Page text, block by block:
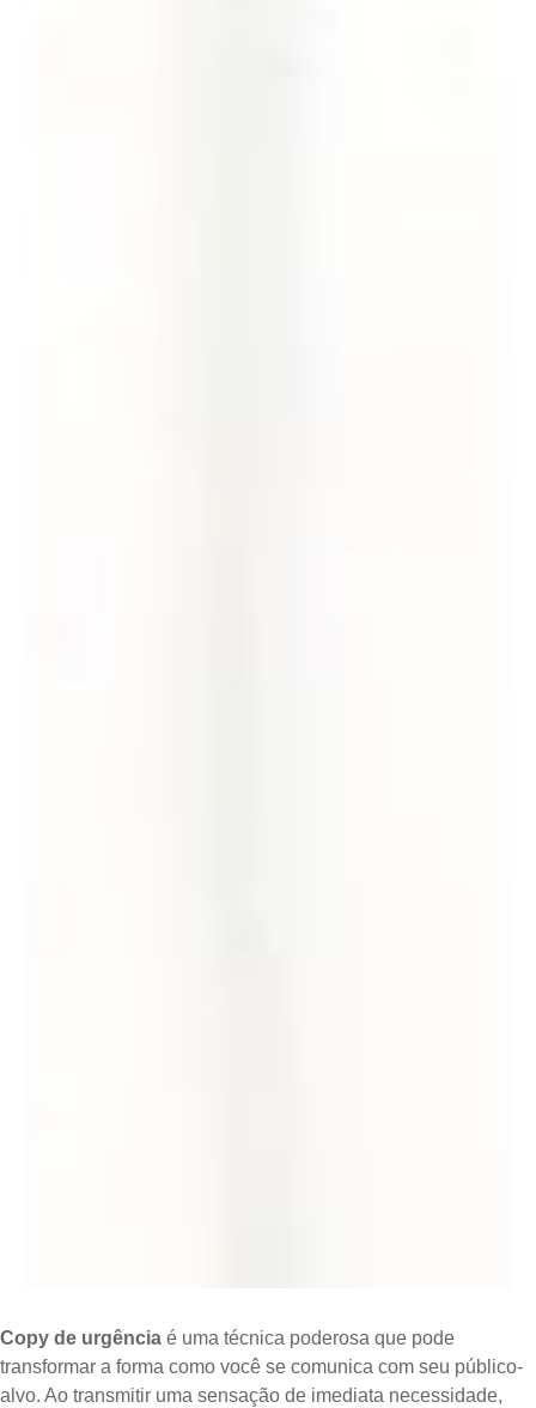
Copy de urgência é uma técnica poderosa que pode
transformar a forma como você se comunica com seu público-
alvo. Ao transmitir uma sensação de imediata necessidade,